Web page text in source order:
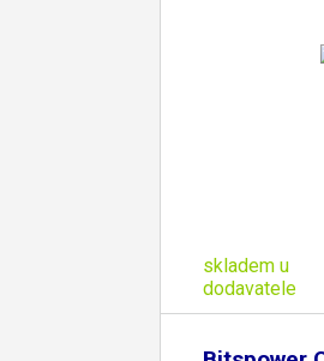
skladem u
dodavatele